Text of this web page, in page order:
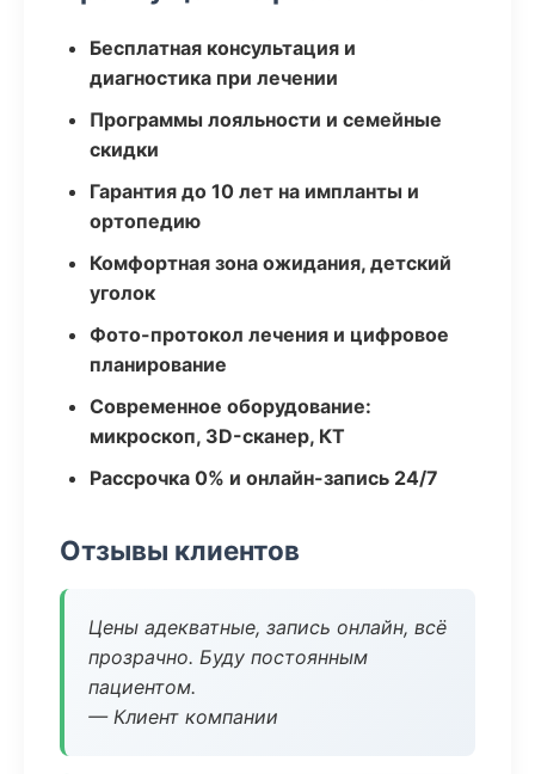
Бесплатная консультация и
диагностика при лечении
Программы лояльности и семейные
скидки
Гарантия до 10 лет на импланты и
ортопедию
Комфортная зона ожидания, детский
уголок
Фото-протокол лечения и цифровое
планирование
Современное оборудование:
микроскоп, 3D-сканер, КТ
Рассрочка 0% и онлайн-запись 24/7
Отзывы клиентов
Цены адекватные, запись онлайн, всё
прозрачно. Буду постоянным
пациентом.
— Клиент компании